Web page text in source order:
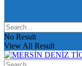
No Result
View All Result